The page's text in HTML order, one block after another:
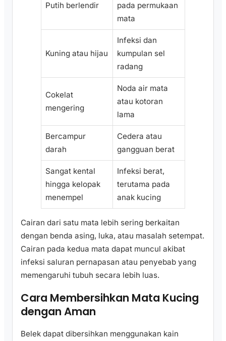
Putih berlendir
pada permukaan
mata
Kuning atau hijau
Infeksi dan
kumpulan sel
radang
Cokelat
mengering
Noda air mata
atau kotoran
lama
Bercampur
darah
Cedera atau
gangguan berat
Sangat kental
hingga kelopak
menempel
Infeksi berat,
terutama pada
anak kucing
Cairan dari satu mata lebih sering berkaitan
dengan benda asing, luka, atau masalah setempat.
Cairan pada kedua mata dapat muncul akibat
infeksi saluran pernapasan atau penyebab yang
memengaruhi tubuh secara lebih luas.
Cara Membersihkan Mata Kucing
dengan Aman
Belek dapat dibersihkan menggunakan kain